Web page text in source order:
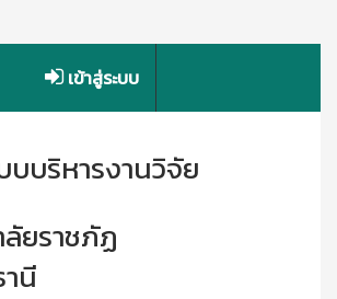
เข้าสู่ระบบ
บบริหารงานวิจัย
ยราชภัฏ
นี